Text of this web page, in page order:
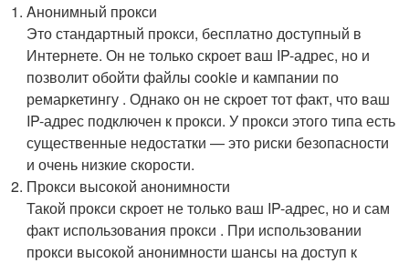
Aнонимный прокси
Это стандартный прокси, бесплатно доступный в
Интернете. Он не только скроет ваш IP-адрес, но и
позволит обойти файлы cookie и кампании по
ремаркетингу . Однако он не скроет тот факт, что ваш
IP-адрес подключен к прокси. У прокси этого типа есть
существенные недостатки — это риски безопасности
и очень низкие скорости.
Прокси высокой анонимности
Такой прокси скроет не только ваш IP-адрес, но и сам
факт использования прокси . При использовании
прокси высокой анонимности шансы на доступ к